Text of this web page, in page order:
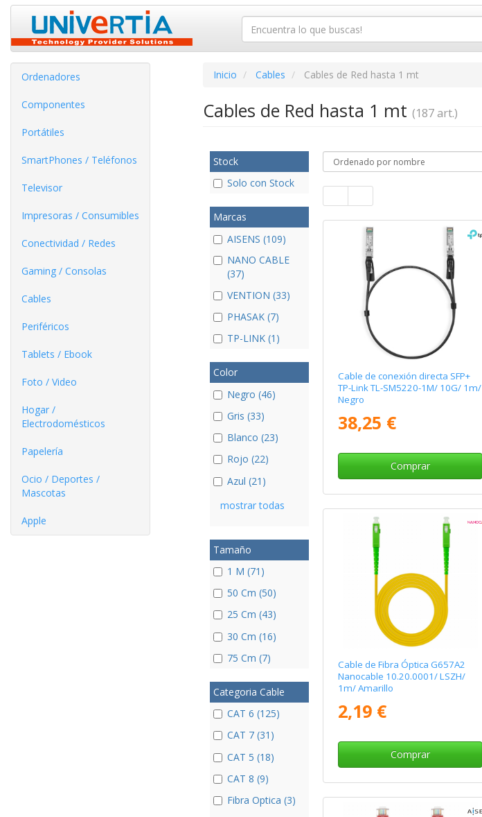
Ordenadores
Componentes
Portátiles
SmartPhones / Teléfonos
Televisor
Impresoras / Consumibles
Conectividad / Redes
Gaming / Consolas
Cables
Periféricos
Tablets / Ebook
Foto / Video
Hogar /
Electrodomésticos
Papelería
Ocio / Deportes /
Mascotas
Apple
Inicio Cables Cables de Red hasta 1 mt
Cables de Red hasta 1 mt (187 art.)
Stock
Solo con Stock
Marcas
AISENS (109)
NANO CABLE
(37)
VENTION (33)
PHASAK (7)
TP-LINK (1)
Color
Negro (46)
Gris (33)
Blanco (23)
Rojo (22)
Azul (21)
mostrar todas
Tamaño
1 M (71)
50 Cm (50)
25 Cm (43)
30 Cm (16)
75 Cm (7)
Categoria Cable
CAT 6 (125)
CAT 7 (31)
CAT 5 (18)
CAT 8 (9)
Fibra Optica (3)
Cable de conexión directa SFP+
TP-Link TL-SM5220-1M/ 10G/ 1m/
Negro
38,25 €
Comprar
Cable de Fibra Óptica G657A2
Nanocable 10.20.0001/ LSZH/
1m/ Amarillo
2,19 €
Comprar